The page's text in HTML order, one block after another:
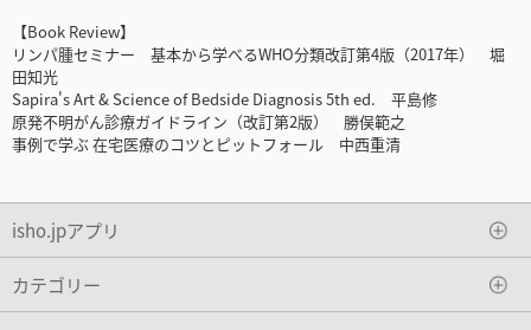
【Book Review】
リンパ腫セミナー 基本から学べるWHO分類改訂第4版（2017年） 堀
田知光
Sapira's Art & Science of Bedside Diagnosis 5th ed. 平島修
原発不明がん診療ガイドライン（改訂第2版） 勝俣範之
事例で学ぶ 在宅医療のコツとピットフォール 中西重清
isho.jpアプリ
カテゴリー